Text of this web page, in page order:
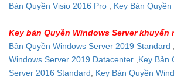
Bản Quyền Visio 2016 Pro
Key Bản
Key bản Quyền Windows Server khuyến
Bản Quyền Windows Server 2019 Standard
Windows Server 2019 Datacenter Key Bản
Server 2016 Standard
Key Bản Quyền